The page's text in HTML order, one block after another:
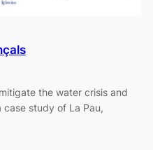
the water crisis and
study of La Pau,